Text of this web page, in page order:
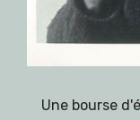
Une bourse